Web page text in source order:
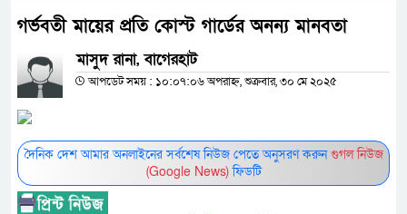
গর্ভবতী মায়ের প্রতি কোস্ট গার্ডের অনন্য মানবতা
মাসুদ রানা, বাগেরহাট
আপডেট সময় : ১০:০৭:০৬ অপরাহ্ন, শুক্রবার, ৩০ মে ২০২৫
দৈনিক দেশ আমার অনলাইনের সর্বশেষ নিউজ পেতে অনুসরণ করুনগুগল নিউজ
(Google News)ফিডটি